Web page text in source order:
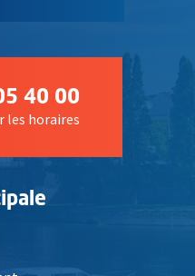
40 00
les horaires